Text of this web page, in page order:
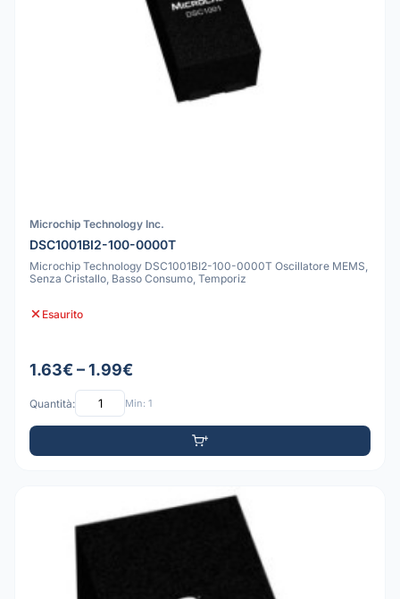
Microchip Technology Inc.
DSC1001BI2-100-0000T
Microchip Technology DSC1001BI2-100-0000T Oscillatore MEMS,
Senza Cristallo, Basso Consumo, Temporiz
Esaurito
1.63€ – 1.99€
Quantità: Min: 1